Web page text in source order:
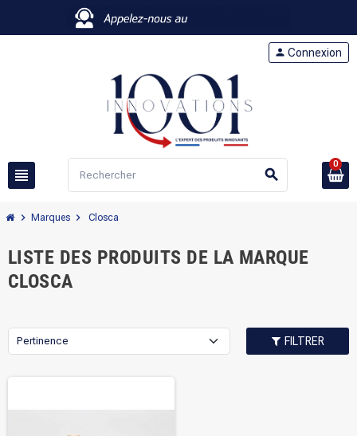
view_headline search
person Connexion
0
chevron_right Marques chevron_right Closca
LISTE DES PRODUITS DE LA MARQUE
CLOSCA
Pertinence FILTRER